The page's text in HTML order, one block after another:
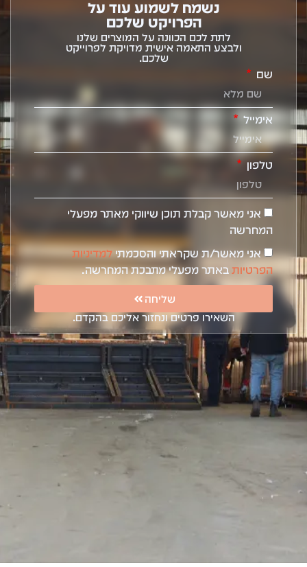
נשמח לשמוע עוד על
הפרויקט שלכם
לתת לכם הכוונה על המוצרים שלנו
ולבצע התאמה אישית מדויקת לפרוייקט
שלכם.
שם
אימייל
טלפון
אני מאשר קבלת תוכן שיווקי מאתר מפעלי
המחרשה
אני מאשר/ת שקראתי והסכמתילמדיניות
הפרטיותבאתר מפעלי מתבכת המחרשה.
שליחה
השאירו פרטים ונחזור אליכם בהקדם.